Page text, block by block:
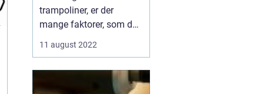
trampoliner, er der
mange faktorer, som du
køber en trampolin.
11 august 2022